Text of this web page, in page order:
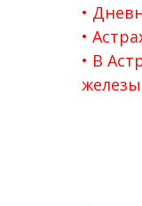
В
железы